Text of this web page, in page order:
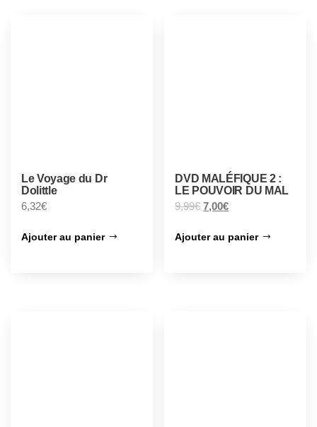
Le Voyage du Dr
Dolittle
6,32€
Ajouter au panier
DVD MALÉFIQUE 2 :
LE POUVOIR DU MAL
9,99€ 7,00€
Ajouter au panier